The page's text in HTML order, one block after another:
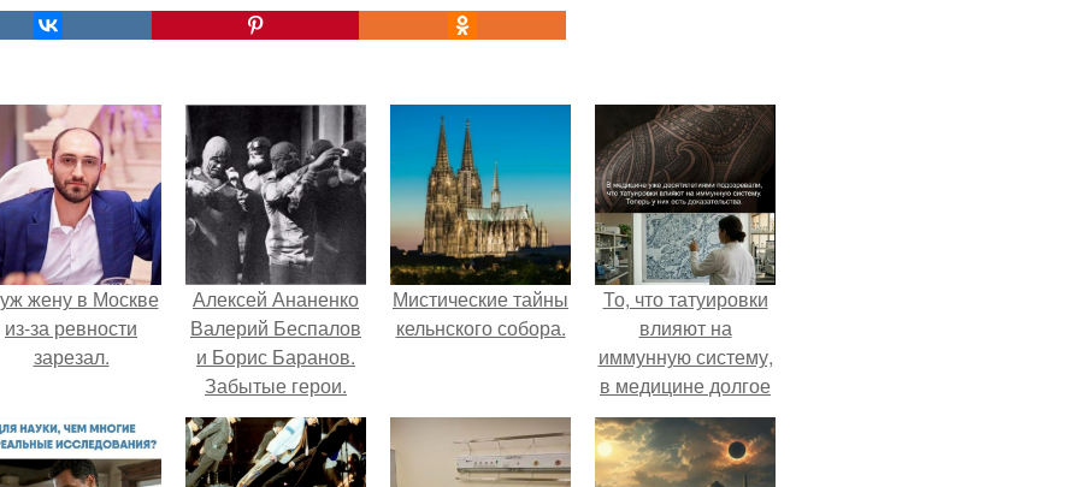
жену в Москве
из-за ревности
зарезал.
Алексей Ананенко
Валерий Беспалов
и Борис Баранов.
Забытые герои.
Чернобыльские
дайверы.
Мистические тайны
кельнского собора.
То, что татуировки
влияют на
иммунную систему,
в медицине долгое
время
рассматривалось
лишь как гипотеза.